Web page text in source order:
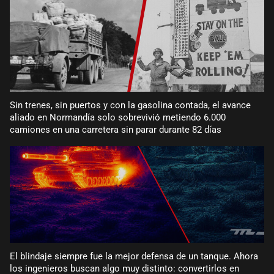
Sin trenes, sin puertos y con la gasolina contada, el avance
aliado en Normandía solo sobrevivió metiendo 6.000
camiones en una carretera sin parar durante 82 días
El blindaje siempre fue la mejor defensa de un tanque. Ahora
los ingenieros buscan algo muy distinto: convertirlos en